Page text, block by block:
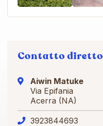
Contatto diretto
Aiwin Matuke
Via Epifania
Acerra (NA)
3923844693